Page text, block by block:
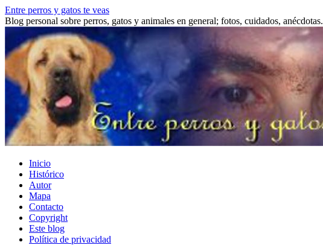
Saltar
al
contenido
Entre perros y gatos te veas
Blog personal sobre perros, gatos y animales en general; fotos, cuidados, anécdotas.
Inicio
Histórico
Autor
Mapa
Contacto
Copyright
Este blog
Política de privacidad